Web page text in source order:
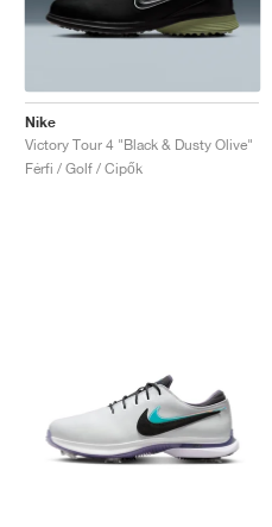
Nike
Victory Tour 4 "Black & Dusty Olive"
Férfi / Golf / Cipők